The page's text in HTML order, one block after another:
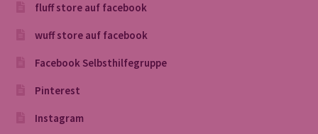
fluff store auf facebook
wuff store auf facebook
Facebook Selbsthilfegruppe
Pinterest
Instagram